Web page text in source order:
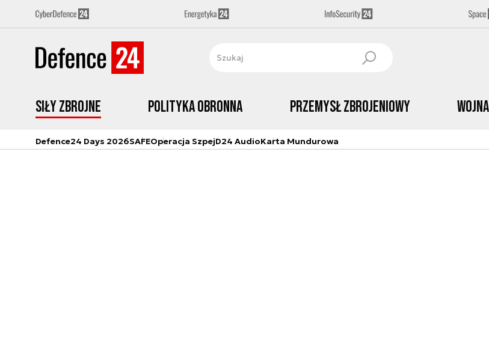
Siły zbrojne Polityka obronna Przemysł Zbrojeniowy
Defence24 Days 2026SAFEOperacja SzpejD24 AudioKarta Mundurowa